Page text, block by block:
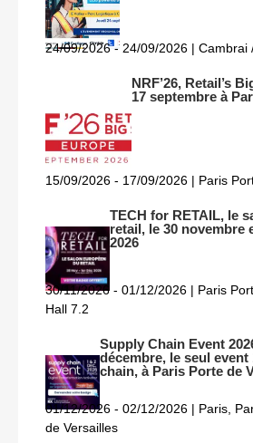
24/09/2026 - 24/09/2026 | Cambrai
NRF’26, Retail’s
17 septembre à
15/09/2026 - 17/09/2026 | Paris
TECH for RETAIL, le
retail, le 30 novembre
2026
30/11/2026 - 01/12/2026 | Paris
Hall 7.2
Supply Chain Event
décembre, le seul event
chain, à Paris Porte de
01/12/2026 - 02/12/2026 | Paris,
de Versailles